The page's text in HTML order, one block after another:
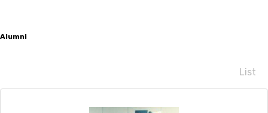
Alumni
List